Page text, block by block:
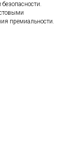
премиальности.